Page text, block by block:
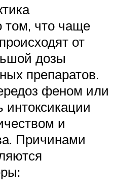
том, что чаще
от
дозы
препаратов.
феном или
интоксикации
и
Причинами